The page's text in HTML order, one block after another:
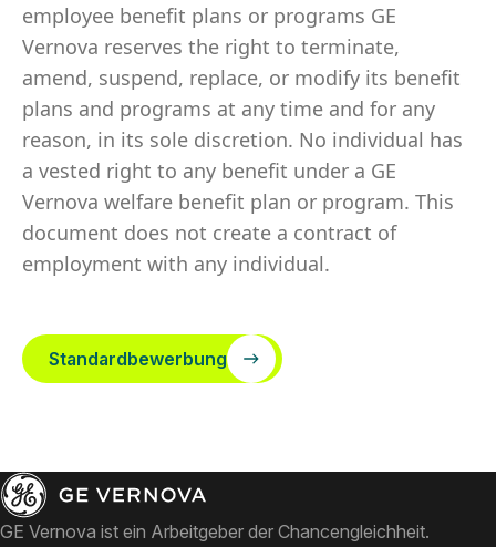
employee benefit plans or programs GE
Vernova reserves the right to terminate,
amend, suspend, replace, or modify its benefit
plans and programs at any time and for any
reason, in its sole discretion. No individual has
a vested right to any benefit under a GE
Vernova welfare benefit plan or program. This
document does not create a contract of
employment with any individual.
Standardbewerbung
GE Vernova ist ein Arbeitgeber der Chancengleichheit.